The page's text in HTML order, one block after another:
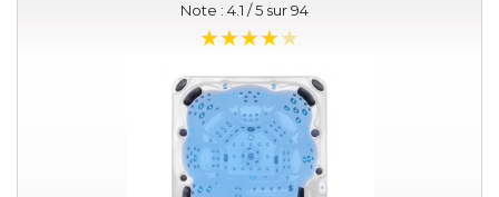
Note : 4.1 / 5 sur94